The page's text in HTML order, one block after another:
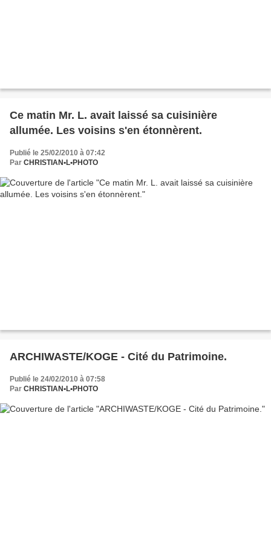
Ce matin Mr. L. avait laissé sa cuisinière
allumée. Les voisins s'en étonnèrent.
Publié le 25/02/2010 à 07:42
Par CHRISTIAN•L•PHOTO
ARCHIWASTE/KOGE - Cité du Patrimoine.
Publié le 24/02/2010 à 07:58
Par CHRISTIAN•L•PHOTO